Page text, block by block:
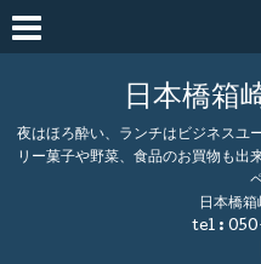
日本橋箱
夜はほろ酔い、ランチはビジネスユ
リー菓子や野菜、食品のお買物も出
日本橋
tel :